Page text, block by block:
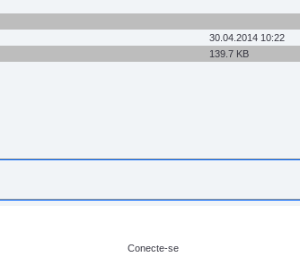
30.04.2014 10:22
139.7 KB
Conecte-se